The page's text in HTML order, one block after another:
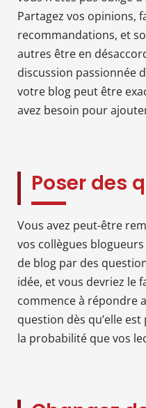
Partagez vos opinions,
recommandations, et
autres être en
discussion passionnée
votre blog peut être
avez besoin pour
Poser des
Vous avez peut-être
vos collègues
de blog par des
idée, et vous devriez le
commence à répondre
question dès qu’elle
la probabilité que vos